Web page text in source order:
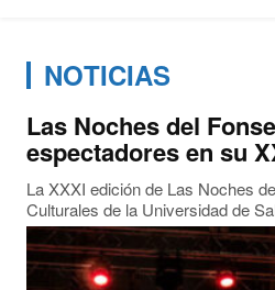
NOTICIAS
Las Noches del
espectadores en su
La XXXI edición de Las Noches
Culturales de la Universidad de